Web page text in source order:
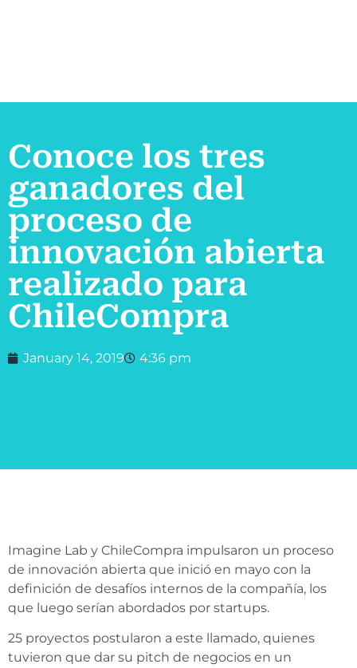
Conoce los tres
ganadores del
proceso de
innovación abierta
realizado para
ChileCompra
January 14, 2019 4:36 pm
Imagine Lab y ChileCompra impulsaron un proceso
de innovación abierta que inició en mayo con la
definición de desafíos internos de la compañía, los
que luego serían abordados por startups.
25 proyectos postularon a este llamado, quienes
tuvieron que dar su pitch de negocios en un